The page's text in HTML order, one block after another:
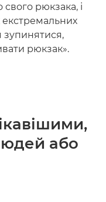
рюкзака, і
рюкзак».
або